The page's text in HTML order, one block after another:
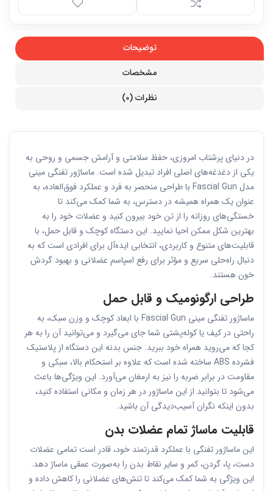
توضیحات
مشخصات
نظرات (0)
در دنیای پرشتاب امروزی، حفظ سلامتی و آرامش جسمی و روحی به
یکی از دغدغه‌های اصلی افراد تبدیل شده است. ماساژور تفنگی مینی
مدل Fascial Gun با طراحی منحصر به فرد و عملکرد فوق‌العاده، به
عنوان یک همراه همیشه در دسترس، به شما کمک می‌کند تا
خستگی‌های روزانه را از تن خود بیرون کنید و عضلات خود را به
بهترین شکل ممکن احیا نمایید. این دستگاه کوچک و قابل حمل، با
قابلیت‌های متنوع و کاربردی، انتخابی ایده‌آل برای افرادی است که به
دنبال راه‌حلی سریع و مؤثر برای رفع اسپاسم عضلانی و بهبود گردش
خون هستند.
طراحی ارگونومیک و قابل حمل
ماساژور تفنگی مینی Fascial Gun با ابعاد کوچک و وزن سبک، به
راحتی در کیف یا کوله‌پشتی شما جای می‌گیرد و می‌توانید آن را به هر
کجا که می‌روید همراه خود ببرید. جنس بدنه این دستگاه از پلاستیک
فشرده ABS ساخته شده است که علاوه بر استحکام بالا، سبکی و
مقاومت در برابر ضربه را نیز به ارمغان می‌آورد. این ویژگی‌ها باعث
می‌شود تا بتوانید از این ماساژور در هر زمان و مکانی استفاده کنید،
بدون اینکه نگران آسیب‌دیدگی آن باشید.
قابلیت ماساژ تمام عضلات بدن
این ماساژور تفنگی با عملکرد قدرتمند خود، قادر است تمامی عضلات
دست، پا، گردن، کمر و سایر نقاط بدن را به‌صورت عمقی ماساژ دهد.
این ویژگی به شما کمک می‌کند تا تنش‌های عضلانی را کاهش داده و